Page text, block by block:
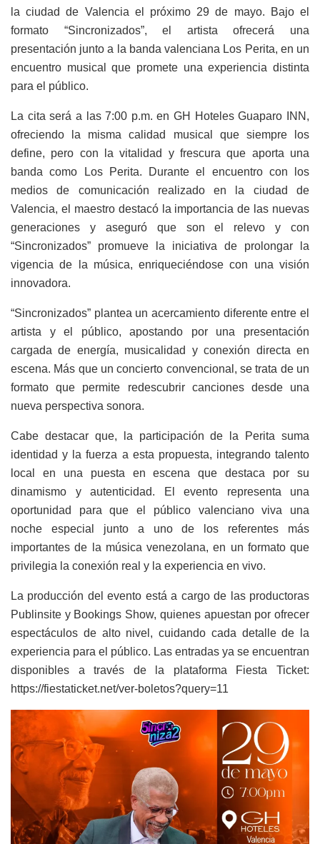
la ciudad de Valencia el próximo 29 de mayo. Bajo el
formato “Sincronizados”, el artista ofrecerá una
presentación junto a la banda valenciana Los Perita, en un
encuentro musical que promete una experiencia distinta
para el público.
La cita será a las 7:00 p.m. en GH Hoteles Guaparo INN,
ofreciendo la misma calidad musical que siempre los
define, pero con la vitalidad y frescura que aporta una
banda como Los Perita. Durante el encuentro con los
medios de comunicación realizado en la ciudad de
Valencia, el maestro destacó la importancia de las nuevas
generaciones y aseguró que son el relevo y con
“Sincronizados” promueve la iniciativa de prolongar la
vigencia de la música, enriqueciéndose con una visión
innovadora.
“Sincronizados” plantea un acercamiento diferente entre el
artista y el público, apostando por una presentación
cargada de energía, musicalidad y conexión directa en
escena. Más que un concierto convencional, se trata de un
formato que permite redescubrir canciones desde una
nueva perspectiva sonora.
Cabe destacar que, la participación de la Perita suma
identidad y la fuerza a esta propuesta, integrando talento
local en una puesta en escena que destaca por su
dinamismo y autenticidad. El evento representa una
oportunidad para que el público valenciano viva una
noche especial junto a uno de los referentes más
importantes de la música venezolana, en un formato que
privilegia la conexión real y la experiencia en vivo.
La producción del evento está a cargo de las productoras
Publinsite y Bookings Show, quienes apuestan por ofrecer
espectáculos de alto nivel, cuidando cada detalle de la
experiencia para el público. Las entradas ya se encuentran
disponibles a través de la plataforma Fiesta Ticket:
https://fiestaticket.net/ver-boletos?query=11